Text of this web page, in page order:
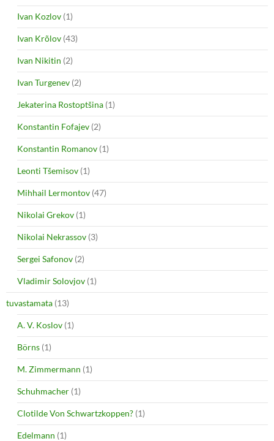
Ivan Kozlov (1)
Ivan Krõlov (43)
Ivan Nikitin (2)
Ivan Turgenev (2)
Jekaterina Rostoptšina (1)
Konstantin Fofajev (2)
Konstantin Romanov (1)
Leonti Tšemisov (1)
Mihhail Lermontov (47)
Nikolai Grekov (1)
Nikolai Nekrassov (3)
Sergei Safonov (2)
Vladimir Solovjov (1)
tuvastamata (13)
A. V. Koslov (1)
Börns (1)
M. Zimmermann (1)
Schuhmacher (1)
Clotilde Von Schwartzkoppen? (1)
Edelmann (1)